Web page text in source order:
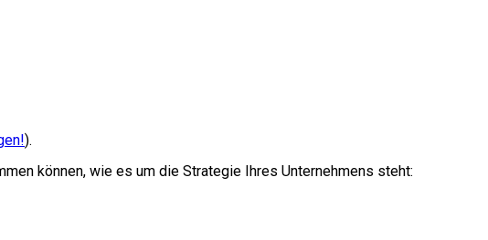
).
können, wie es um die Strategie Ihres Unternehmens steht: